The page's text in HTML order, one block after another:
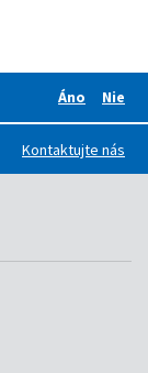
Áno
Nie
Kontaktujte nás